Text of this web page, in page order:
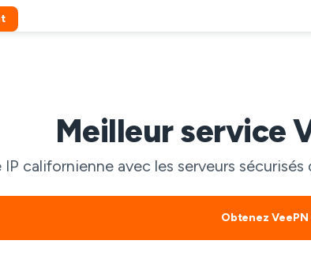
Meilleur service
californienne avec les serveurs
Obtenez